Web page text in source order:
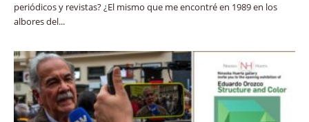
periódicos y revistas? ¿El mismo que me encontré en 1989 en los
albores del...